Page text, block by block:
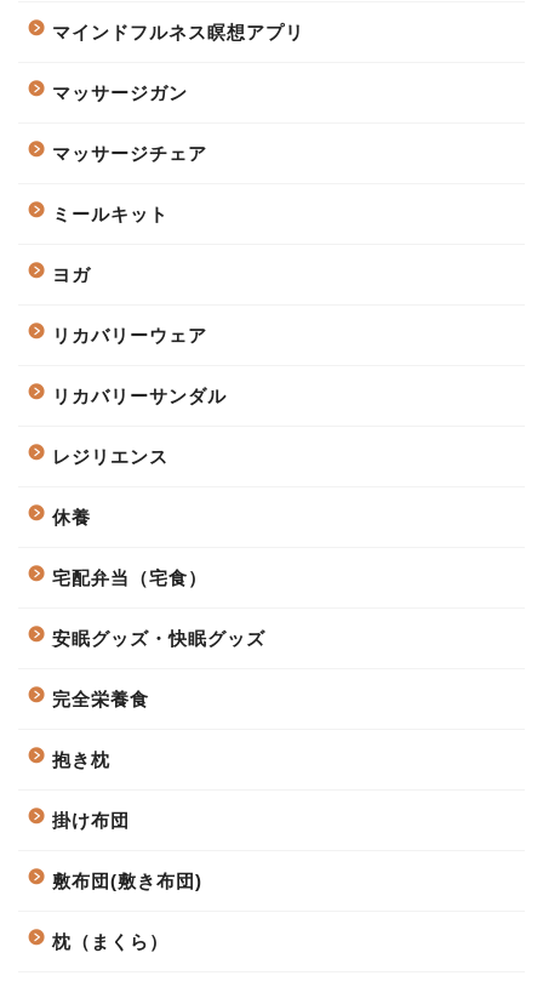
マインドフルネス瞑想アプリ
マッサージガン
マッサージチェア
ミールキット
ヨガ
リカバリーウェア
リカバリーサンダル
レジリエンス
休養
宅配弁当（宅食）
安眠グッズ・快眠グッズ
完全栄養食
抱き枕
掛け布団
敷布団(敷き布団)
枕（まくら）